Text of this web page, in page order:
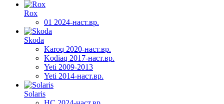
Rox
01 2024-наст.вр.
Skoda
Karoq 2020-наст.вр.
Kodiaq 2017-наст.вр.
Yeti 2009-2013
Yeti 2014-наст.вр.
Solaris